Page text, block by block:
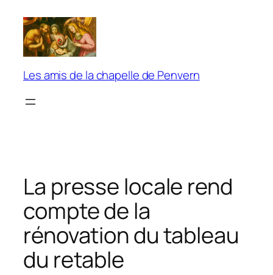
contenu
Les amis de la chapelle de Penvern
La presse locale rend
compte de la
rénovation du tableau
du retable